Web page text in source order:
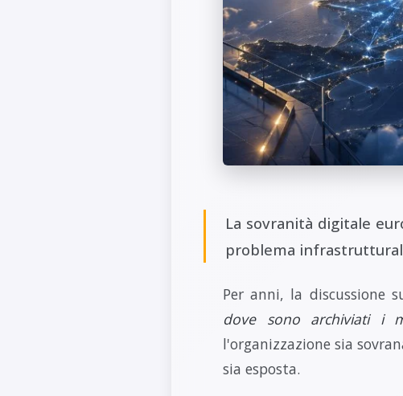
La sovranità digitale
problema
Per anni, la discussione
dove sono archiviati i
l'organizzazione sia
sia esposta.